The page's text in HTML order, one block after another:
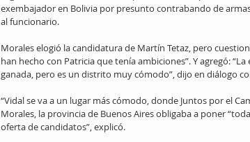
exembajador en Bolivia por presunto contrabando de
al funcionario.
Morales elogió la candidatura de Martín Tetaz, pero
han hecho con Patricia que tenía ambiciones”. Y agregó:
ganada, pero es un distrito muy cómodo”, dijo en diálogo
“Vidal se va a un lugar más cómodo, donde Juntos por el
Morales, la provincia de Buenos Aires obligaba a poner
oferta de candidatos”, explicó.